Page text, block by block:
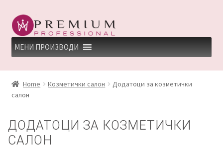
Skip
to
navigation
Skip
to
content
МЕНИ ПРОИЗВОДИ
HOME
PREMIUM PROFESSIONAL LINKS
REFUND AND RETURNS POLICY
Home Козметички салон
Додатоци за козметички
салон
ДОДАТОЦИ ЗА КОЗМЕТИЧКИ
САЛОН